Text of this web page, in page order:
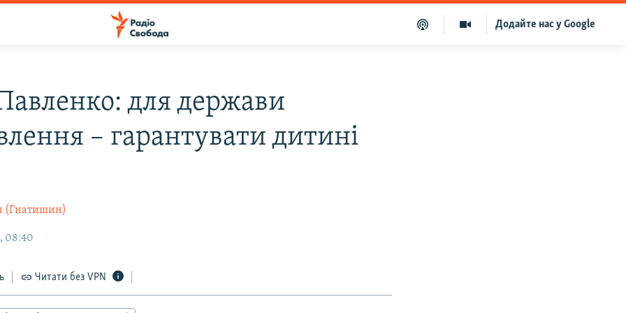
Додайте нас у Google
для держави
– гарантувати дитині
(Гнатишин)
08:40
Читати без VPN